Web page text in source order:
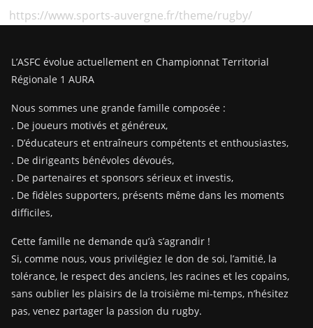
https://www.sports-auvergne.fr/theme/rugby/
L’ASFC évolue actuellement en Championnat Territorial
Régionale 1 AURA
Nous sommes une grande famille composée :
. De joueurs motivés et généreux,
. D’éducateurs et entraîneurs compétents et enthousiastes,
. De dirigeants bénévoles dévoués,
. De partenaires et sponsors sérieux et investis,
. De fidèles supporters, présents même dans les moments
difficiles,
Cette famille ne demande qu’à s’agrandir !
Si, comme nous, vous privilégiez le don de soi, l’amitié, la
tolérance, le respect des anciens, les racines et les copains,
sans oublier les plaisirs de la troisième mi-temps, n’hésitez
pas, venez partager la passion du rugby.